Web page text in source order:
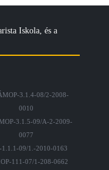
Iskola, és a
3.1.4-08/2-2008-
0010
3.1.5-09/A-2-2009-
0077
1.1.1-09/1.-2010-0163
111-07/1-208-0662